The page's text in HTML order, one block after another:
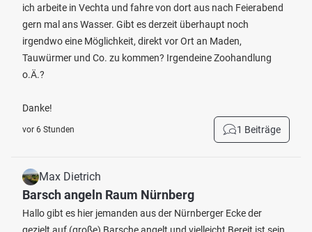
ich arbeite in Vechta und fahre von dort aus nach Feierabend
gern mal ans Wasser. Gibt es derzeit überhaupt noch
irgendwo eine Möglichkeit, direkt vor Ort an Maden,
Tauwürmer und Co. zu kommen? Irgendeine Zoohandlung
o.Ä.?
Danke!
vor 6 Stunden 1 Beiträge
Max Dietrich
Barsch angeln Raum Nürnberg
Hallo gibt es hier jemanden aus der Nürnberger Ecke der